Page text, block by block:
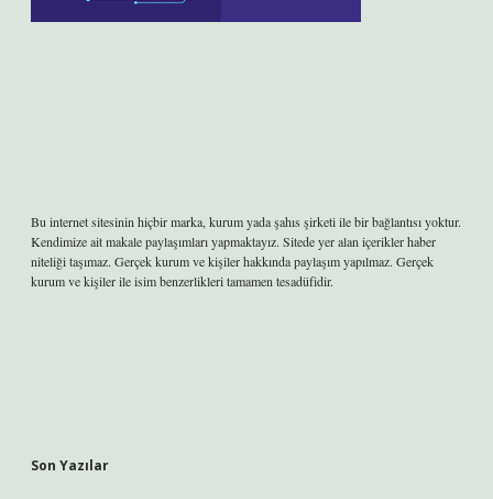
Bu internet sitesinin hiçbir marka, kurum yada şahıs şirketi ile bir bağlantısı yoktur.
Kendimize ait makale paylaşımları yapmaktayız. Sitede yer alan içerikler haber
niteliği taşımaz. Gerçek kurum ve kişiler hakkında paylaşım yapılmaz. Gerçek
kurum ve kişiler ile isim benzerlikleri tamamen tesadüfidir.
Son Yazılar